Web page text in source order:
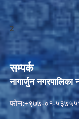
2
सम्पर्क
नागार्जुन
फोन:+९७७-०१-